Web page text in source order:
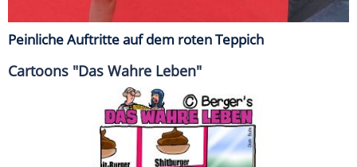
Peinliche Auftritte auf dem roten Teppich
Cartoons "Das Wahre Leben"